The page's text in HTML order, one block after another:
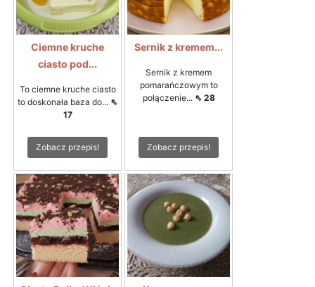
Ciemne kruche
ciasto pod...
To ciemne kruche ciasto
to doskonała baza do... ⇖
17
Zobacz przepis!
Sernik z kremem...
Sernik z kremem
pomarańczowym to
połączenie... ⇖ 28
Zobacz przepis!